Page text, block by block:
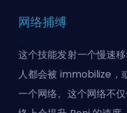
网络捕缚
这个技能发射一个慢速
人都会被 immobilize，
一个网络。这个网络不